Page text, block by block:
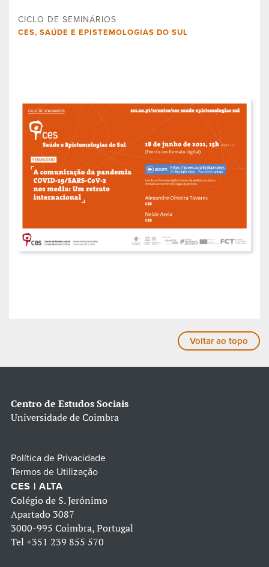
CICLO DE SEMINÁRIOS
CES, SAÚDE E EPISTEMOLOGIAS DO SUL
Voltar ao topo
Centro de Estudos Sociais
Universidade de Coimbra
Política de Privacidade
Termos de Utilização
CES | ALTA
Colégio de S. Jerónimo
Apartado 3087
3000-995 Coimbra, Portugal
Tel +351 239 855 570